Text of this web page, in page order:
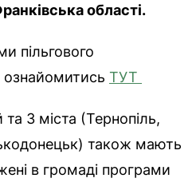
області.
пільгового
ТУТ
3 міста (Тернопіль,
також мають
в громаді програми